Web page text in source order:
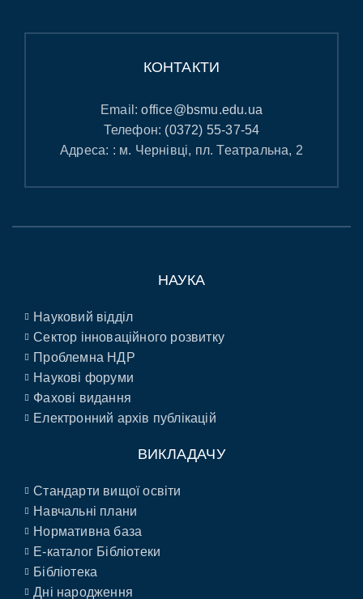
КОНТАКТИ
Email:office@bsmu.edu.ua
Телефон: (0372) 55-37-54
Адреса: : м. Чернівці, пл. Театральна, 2
НАУКА
Науковий відділ
Сектор інноваційного розвитку
Проблемна НДР
Наукові форуми
Фахові видання
Електронний архів публікацій
ВИКЛАДАЧУ
Стандарти вищої освіти
Навчальні плани
Нормативна база
E-каталог Бібліотеки
Бібліотека
Дні народження